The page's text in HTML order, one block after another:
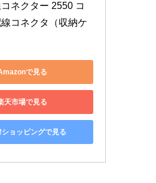
ネクター 2550 コ
コネクタ（収納ケ
で見る
天市場で見る
ョッピングで見る